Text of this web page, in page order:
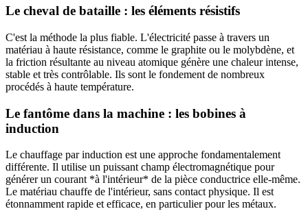
Le cheval de bataille : les éléments résistifs
C'est la méthode la plus fiable. L'électricité passe à travers un
matériau à haute résistance, comme le graphite ou le molybdène, et
la friction résultante au niveau atomique génère une chaleur intense,
stable et très contrôlable. Ils sont le fondement de nombreux
procédés à haute température.
Le fantôme dans la machine : les bobines à
induction
Le chauffage par induction est une approche fondamentalement
différente. Il utilise un puissant champ électromagnétique pour
générer un courant *à l'intérieur* de la pièce conductrice elle-même.
Le matériau chauffe de l'intérieur, sans contact physique. Il est
étonnamment rapide et efficace, en particulier pour les métaux.